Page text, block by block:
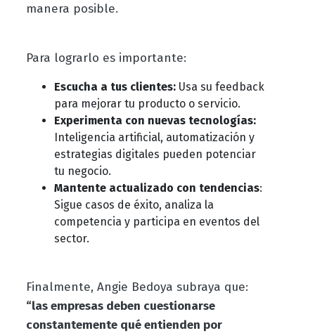
manera posible.
Para lograrlo es importante:
Escucha a tus clientes: Usa su feedback
para mejorar tu producto o servicio.
Experimenta con nuevas tecnologías:
Inteligencia artificial, automatización y
estrategias digitales pueden potenciar
tu negocio.
Mantente actualizado con tendencias:
Sigue casos de éxito, analiza la
competencia y participa en eventos del
sector.
Finalmente, Angie Bedoya subraya que:
“las empresas deben cuestionarse
constantemente qué entienden por